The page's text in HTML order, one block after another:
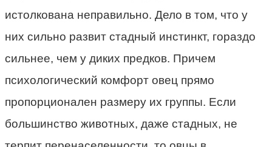
истолкована неправильно. Дело в том, что у
них сильно развит стадный инстинкт, гораздо
сильнее, чем у диких предков. Причем
психологический комфорт овец прямо
пропорционален размеру их группы. Если
большинство животных, даже стадных, не